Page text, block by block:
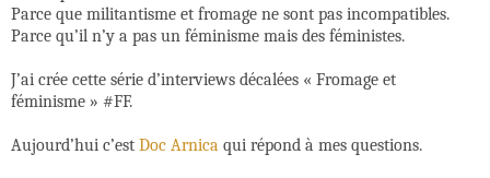
Parce que militantisme et fromage ne sont pas incompatibles.
Parce qu’il n’y a pas un féminisme mais des féministes.
J’ai crée cette série d’interviews décalées « Fromage et
féminisme » #FF.
Aujourd’hui c’est Doc Arnica qui répond à mes questions.